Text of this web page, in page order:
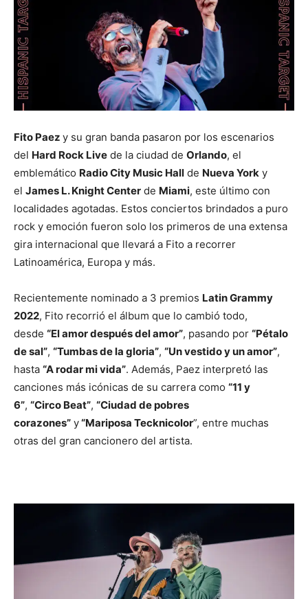
Fito Paez y su gran banda pasaron por los escenarios
del Hard Rock Live de la ciudad de Orlando, el
emblemático Radio City Music Hall de Nueva York y
el James L. Knight Center de Miami, este último con
localidades agotadas. Estos conciertos brindados a puro
rock y emoción fueron solo los primeros de una extensa
gira internacional que llevará a Fito a recorrer
Latinoamérica, Europa y más.
Recientemente nominado a 3 premios Latin Grammy
2022, Fito recorrió el álbum que lo cambió todo,
desde “El amor después del amor”, pasando por “Pétalo
de sal”, “Tumbas de la gloria”, “Un vestido y un amor”,
hasta “A rodar mi vida”. Además, Paez interpretó las
canciones más icónicas de su carrera como “11 y
6”, “Circo Beat”, “Ciudad de pobres
corazones” y“Mariposa Tecknicolor”, entre muchas
otras del gran cancionero del artista.